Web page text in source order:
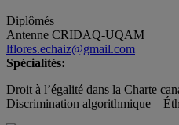
Diplômés
Antenne CRIDAQ-UQAM
lflores.echaiz@gmail.com
Spécialités:
Droit à l’égalité dans la Charte
Discrimination algorithmique –